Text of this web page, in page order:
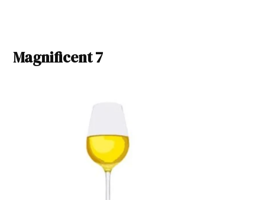
Magnificent 7